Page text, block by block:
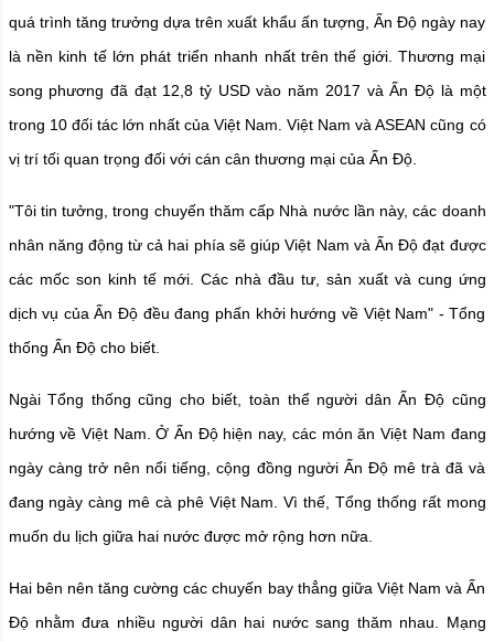
quá trình tăng trưởng dựa trên xuất khẩu ấn tượng, Ấn Độ ngày nay
là nền kinh tế lớn phát triển nhanh nhất trên thế giới. Thương mại
song phương đã đạt 12,8 tỷ USD vào năm 2017 và Ấn Độ là một
trong 10 đối tác lớn nhất của Việt Nam. Việt Nam và ASEAN cũng có
vị trí tối quan trọng đối với cán cân thương mại của Ấn Độ.
"Tôi tin tưởng, trong chuyến thăm cấp Nhà nước lần này, các doanh
nhân năng động từ cả hai phía sẽ giúp Việt Nam và Ấn Độ đạt được
các mốc son kinh tế mới. Các nhà đầu tư, sản xuất và cung ứng
dịch vụ của Ấn Độ đều đang phấn khởi hướng về Việt Nam" - Tổng
thống Ấn Độ cho biết.
Ngài Tổng thống cũng cho biết, toàn thể người dân Ấn Độ cũng
hướng về Việt Nam. Ở Ấn Độ hiện nay, các món ăn Việt Nam đang
ngày càng trở nên nổi tiếng, cộng đồng người Ấn Độ mê trà đã và
đang ngày càng mê cà phê Việt Nam. Vì thế, Tổng thống rất mong
muốn du lịch giữa hai nước được mở rộng hơn nữa.
Hai bên nên tăng cường các chuyến bay thẳng giữa Việt Nam và Ấn
Độ nhằm đưa nhiều người dân hai nước sang thăm nhau. Mạng